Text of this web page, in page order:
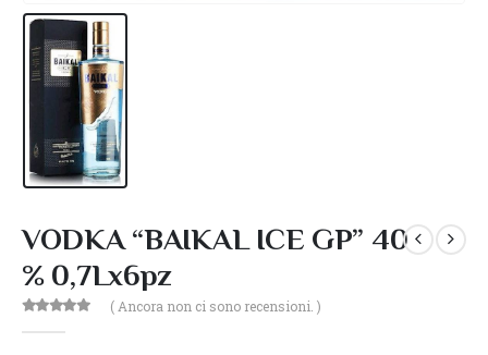
VODKA “BAIKAL ICE GP” 40
% 0,7Lx6pz
( Ancora non ci sono recensioni. )